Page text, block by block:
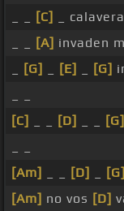
[C]
_
[A] invaden
[G] [E] [G]
[C]
[D] [G]
[Am]
[D] [G]
[Am] no vos [D]